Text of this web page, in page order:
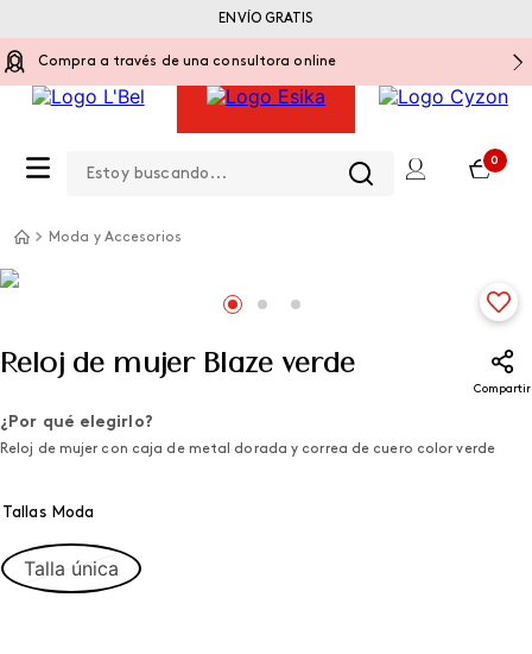
Compra a través de una consultora online
0
ENVÍO GRATIS
Moda y Accesorios
Reloj de mujer Blaze verde
Compartir
¿Por qué elegirlo?
Reloj de mujer con caja de metal dorada y correa de cuero color verde
Tallas Moda
Talla única